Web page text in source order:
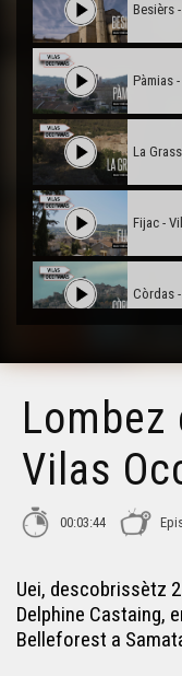
Besièrs
Pàmias
La
Fijac -
Còrdas
Nimes -
Albi -
Sumena
Tolosa
Sent-
Lombez
Vilas
00:03:44
Uei, descobrissètz
Delphine Castaing,
Belleforest a